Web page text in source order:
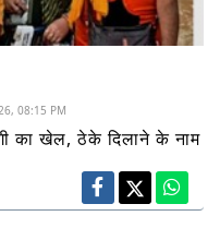
08:15 PM
का खेल, ठेके दिलाने के नाम